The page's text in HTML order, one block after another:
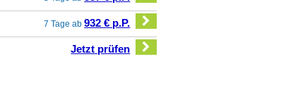
7 Tage ab932 € p.P.
Jetzt prüfen